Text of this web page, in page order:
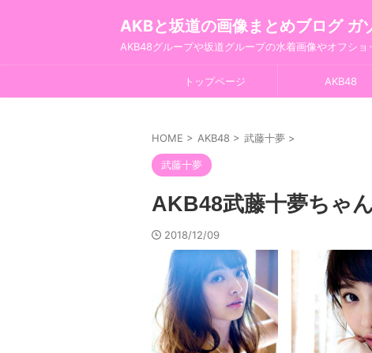
AKBと坂道の画像まとめブログ ガ
AKB48グループや坂道グループの水着画像やオフショ
トップページ AKB48
HOME > AKB48 > 武藤十夢 >
武藤十夢
AKB48武藤十夢ちゃ
2018/12/09